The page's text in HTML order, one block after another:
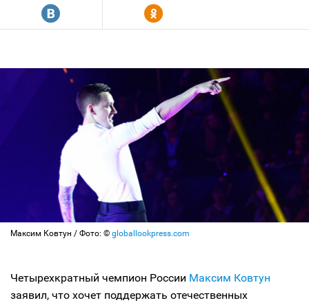
R Y
Максим Ковтун / Фото: © globallookpress.com
Четырехкратный чемпион России Максим Ковтун
заявил, что хочет поддержать отечественных